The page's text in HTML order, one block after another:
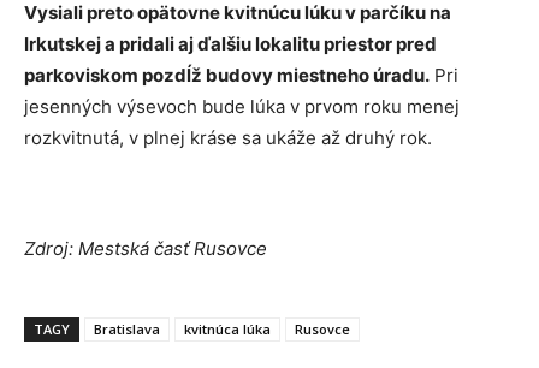
Vysiali preto opätovne kvitnúcu lúku v parčíku na
Irkutskej a pridali aj ďalšiu lokalitu priestor pred
parkoviskom pozdĺž budovy miestneho úradu. Pri
jesenných výsevoch bude lúka v prvom roku menej
rozkvitnutá, v plnej kráse sa ukáže až druhý rok.
Zdroj: Mestská časť Rusovce
TAGY Bratislava kvitnúca lúka Rusovce